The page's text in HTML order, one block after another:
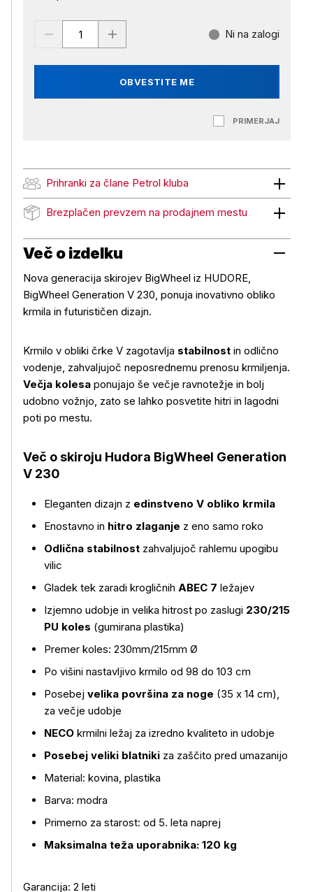
OBVESTITE ME
Ni na zalogi
PRIMERJAJ
Prihranki za člane Petrol kluba
Prihranki za člane Petrol kluba
Brezplačen prevzem na prodajnem mestu
Brezplačen prevzem na prodajnem mestu
Več o izdelku
Več o izdelku
Nova generacija skirojev BigWheel iz HUDORE,
BigWheel Generation V 230, ponuja inovativno obliko
krmila in futurističen dizajn.
Krmilo v obliki črke V zagotavlja stabilnost in odlično
vodenje, zahvaljujoč neposrednemu prenosu krmiljenja.
Večja kolesa ponujajo še večje ravnotežje in bolj
udobno vožnjo, zato se lahko posvetite hitri in lagodni
poti po mestu.
Več o skiroju Hudora BigWheel Generation
V 230
Eleganten dizajn z edinstveno V obliko krmila
Enostavno in hitro zlaganje z eno samo roko
Odlična stabilnost zahvaljujoč rahlemu upogibu
vilic
Gladek tek zaradi krogličnih ABEC 7 ležajev
Izjemno udobje in velika hitrost po zaslugi 230/215
PU koles (gumirana plastika)
Premer koles: 230mm/215mm Ø
Po višini nastavljivo krmilo od 98 do 103 cm
Posebej velika površina za noge (35 x 14 cm),
za večje udobje
NECO krmilni ležaj za izredno kvaliteto in udobje
Posebej veliki blatniki za zaščito pred umazanijo
Material: kovina, plastika
Barva: modra
Primerno za starost: od 5. leta naprej
Maksimalna teža uporabnika: 120 kg
Garancija: 2 leti